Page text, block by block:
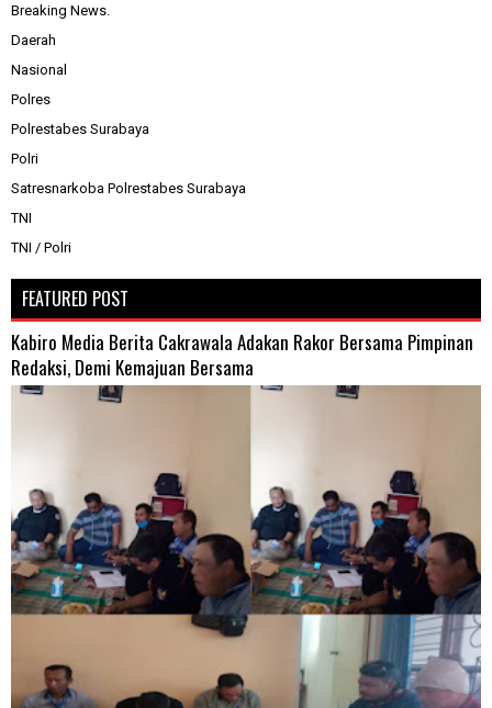
Breaking News.
Daerah
Nasional
Polres
Polrestabes Surabaya
Polri
Satresnarkoba Polrestabes Surabaya
TNI
TNI / Polri
FEATURED POST
Kabiro Media Berita Cakrawala Adakan Rakor Bersama Pimpinan
Redaksi, Demi Kemajuan Bersama